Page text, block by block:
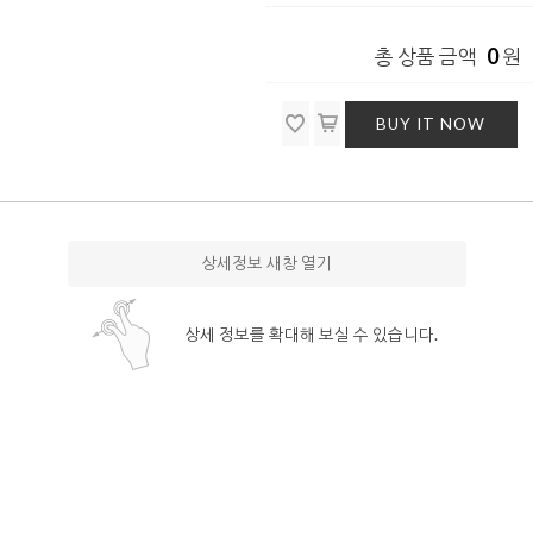
총 상품 금액 0원
BUY IT NOW
상세정보 새창 열기
상세 정보를 확대해 보실 수 있습니다.